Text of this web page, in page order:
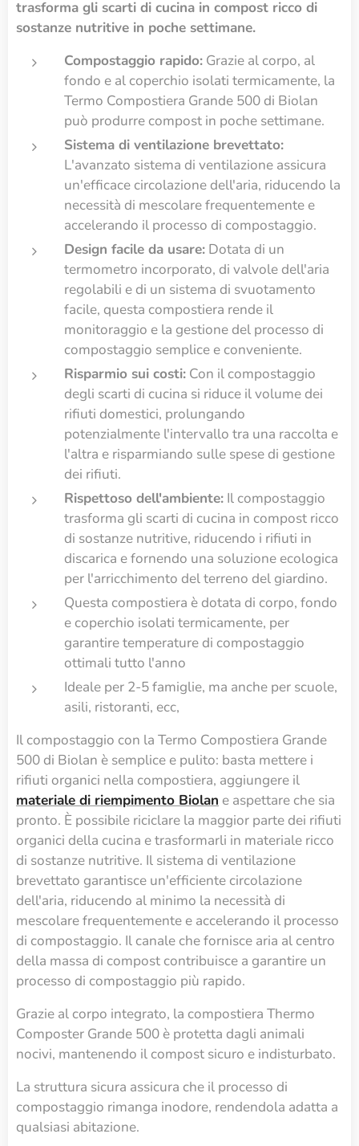
trasforma gli scarti di cucina in compost ricco di
sostanze nutritive in poche settimane.
Compostaggio rapido: Grazie al corpo, al
fondo e al coperchio isolati termicamente, la
Termo Compostiera Grande 500 di Biolan
può produrre compost in poche settimane.
Sistema di ventilazione brevettato:
L'avanzato sistema di ventilazione assicura
un'efficace circolazione dell'aria, riducendo la
necessità di mescolare frequentemente e
accelerando il processo di compostaggio.
Design facile da usare: Dotata di un
termometro incorporato, di valvole dell'aria
regolabili e di un sistema di svuotamento
facile, questa compostiera rende il
monitoraggio e la gestione del processo di
compostaggio semplice e conveniente.
Risparmio sui costi: Con il compostaggio
degli scarti di cucina si riduce il volume dei
rifiuti domestici, prolungando
potenzialmente l'intervallo tra una raccolta e
l'altra e risparmiando sulle spese di gestione
dei rifiuti.
Rispettoso dell'ambiente: Il compostaggio
trasforma gli scarti di cucina in compost ricco
di sostanze nutritive, riducendo i rifiuti in
discarica e fornendo una soluzione ecologica
per l'arricchimento del terreno del giardino.
Questa compostiera è dotata di corpo, fondo
e coperchio isolati termicamente, per
garantire temperature di compostaggio
ottimali tutto l'anno
Ideale per 2-5 famiglie, ma anche per scuole,
asili, ristoranti, ecc,
Il compostaggio con la Termo Compostiera Grande
500 di Biolan è semplice e pulito: basta mettere i
rifiuti organici nella compostiera, aggiungere il
materiale di riempimento Biolan e aspettare che sia
pronto. È possibile riciclare la maggior parte dei rifiuti
organici della cucina e trasformarli in materiale ricco
di sostanze nutritive. Il sistema di ventilazione
brevettato garantisce un'efficiente circolazione
dell'aria, riducendo al minimo la necessità di
mescolare frequentemente e accelerando il processo
di compostaggio. Il canale che fornisce aria al centro
della massa di compost contribuisce a garantire un
processo di compostaggio più rapido.
Grazie al corpo integrato, la compostiera Thermo
Composter Grande 500 è protetta dagli animali
nocivi, mantenendo il compost sicuro e indisturbato.
La struttura sicura assicura che il processo di
compostaggio rimanga inodore, rendendola adatta a
qualsiasi abitazione.